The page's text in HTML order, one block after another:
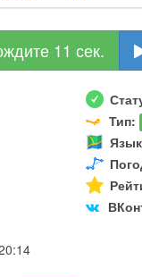
10 сек.
Тип: